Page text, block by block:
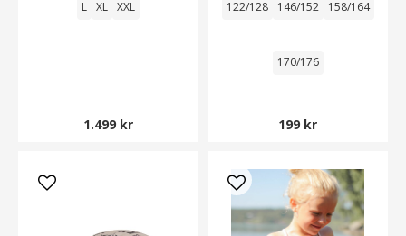
L XL XXL
1.499 kr
122/128 146/152 158/164
170/176
199 kr